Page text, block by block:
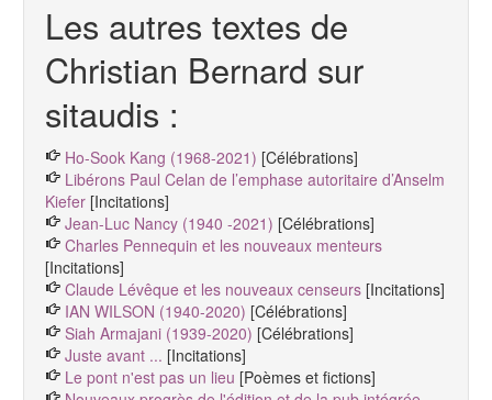
Les autres textes de
Christian Bernard sur
sitaudis :
Ho-Sook Kang (1968-2021) [Célébrations]
Libérons Paul Celan de l’emphase autoritaire d’Anselm
Kiefer [Incitations]
Jean-Luc Nancy (1940 -2021) [Célébrations]
Charles Pennequin et les nouveaux menteurs
[Incitations]
Claude Lévêque et les nouveaux censeurs [Incitations]
IAN WILSON (1940-2020) [Célébrations]
Siah Armajani (1939-2020) [Célébrations]
Juste avant ... [Incitations]
Le pont n'est pas un lieu [Poèmes et fictions]